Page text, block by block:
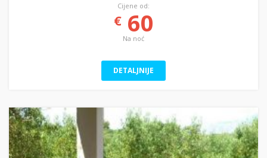
Cijene od:
€60
Na noć
DETALJNIJE